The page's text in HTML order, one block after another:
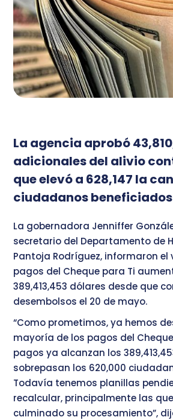
La agencia aprobó
adicionales del alivio
que elevó a 628,147 la
ciudadanos beneficiados
La gobernadora Jenniffer
secretario del Departamento de
Pantoja Rodríguez, informaron el
pagos del Cheque para Ti
389,413,453 dólares desde que
desembolsos el 20 de mayo.
“Como prometimos, ya hemos
mayoría de los pagos del
pagos ya alcanzan los
sobrepasan los 620,000
Todavía tenemos planillas
recalcular, principalmente las
culminado su procesamiento”,